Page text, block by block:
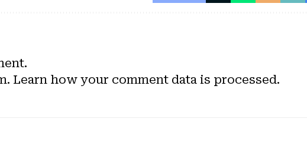
Learn how your comment data is processed.